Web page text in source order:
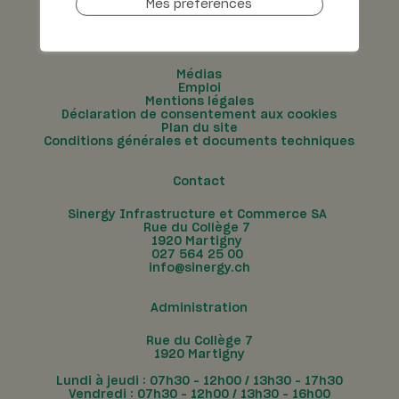
Contact
Sinergy Infrastructure et Commerce SA
Rue du Collège 7
1920 Martigny
027 564 25 00
info@sinergy.ch
Médias
Emploi
Mentions légales
Déclaration de consentement aux cookies
Plan du site
Conditions générales et documents techniques
Administration
Rue du Collège 7
1920 Martigny
Lundi à jeudi : 07h30 – 12h00 / 13h30 – 17h30
Vendredi : 07h30 – 12h00 / 13h30 – 16h00
Mes préférences